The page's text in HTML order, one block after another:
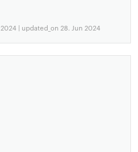
| updated_on 28. Jun 2024